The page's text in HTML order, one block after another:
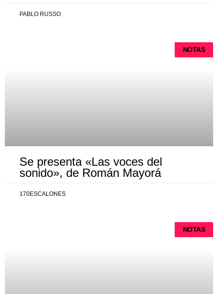
PABLO RUSSO
NOTAS
Se presenta «Las voces del
sonido», de Román Mayorá
170ESCALONES
NOTAS